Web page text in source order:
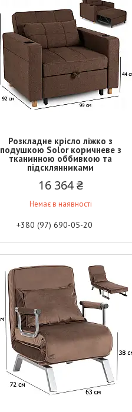
Розкладне крісло ліжко з
подушкою Solor коричневе з
тканинною оббивкою та
підсклянниками
16 364 ₴
Немає в наявності
+380 (97) 690-05-20